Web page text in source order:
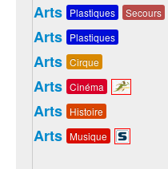
Arts Plastiques Secours
Arts Plastiques
Arts Cirque
Arts Cinéma
Arts Histoire
Arts Musique